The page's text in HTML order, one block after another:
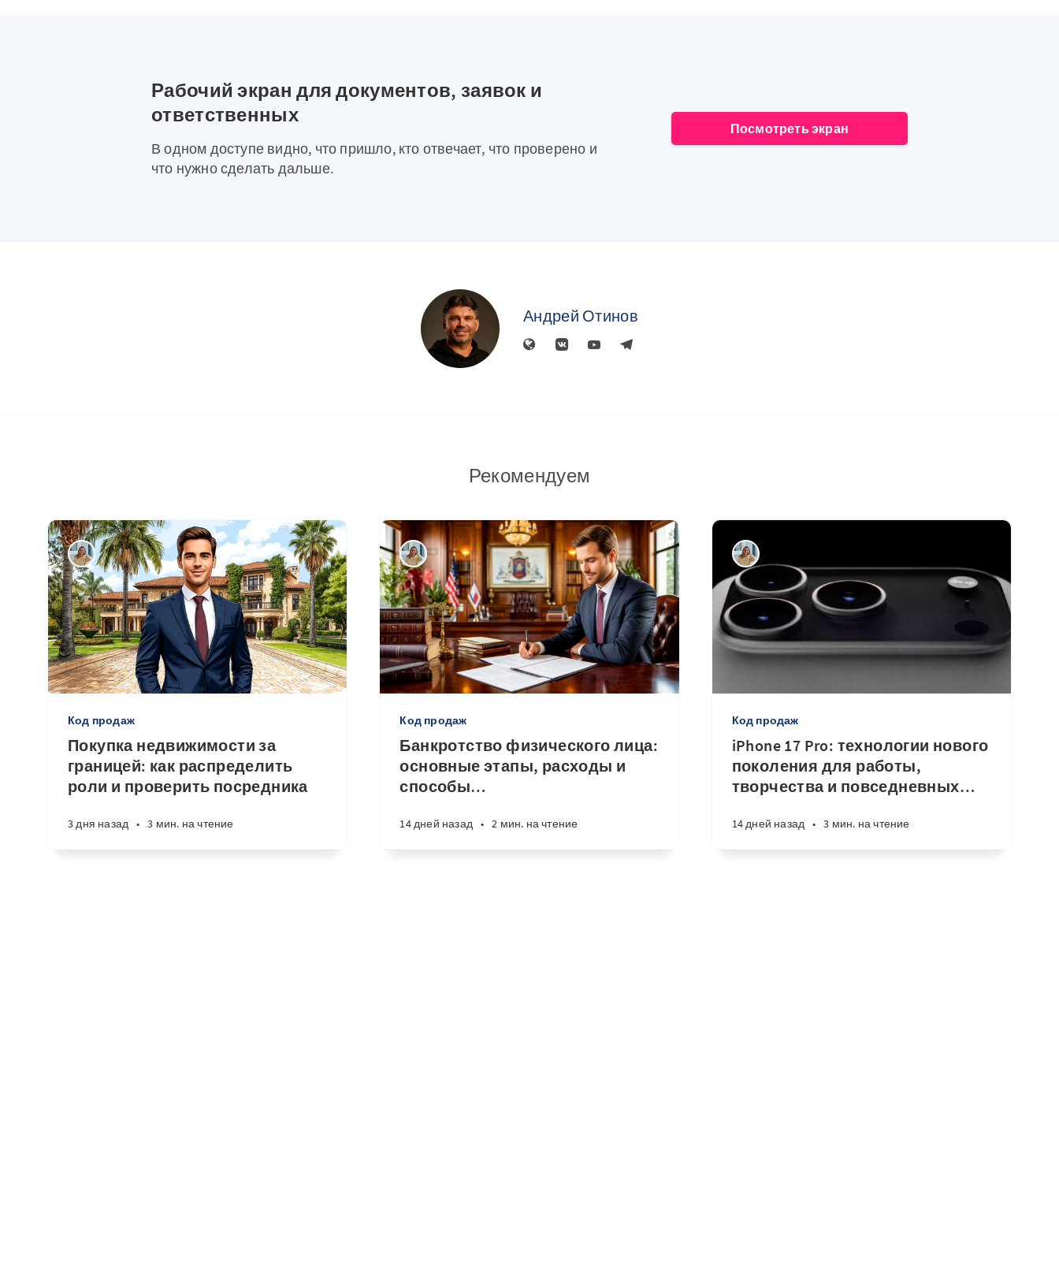
Рабочий экран для документов, заявок и
ответственных
В одном доступе видно, что пришло, кто отвечает, что проверено и
что нужно сделать дальше.
Посмотреть экран
Андрей Отинов
Рекомендуем
Код продаж
Покупка недвижимости за
границей: как распределить
роли и проверить посредника
3 дня назад • 3 мин. на чтение
Код продаж
Банкротство физического лица:
основные этапы, расходы и
способы…
14 дней назад • 2 мин. на чтение
Код продаж
iPhone 17 Pro: технологии нового
поколения для работы,
творчества и повседневных…
14 дней назад • 3 мин. на чтение